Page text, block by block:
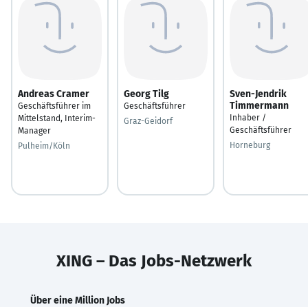
Andreas Cramer
Geschäftsführer im
Mittelstand, Interim-
Manager
Pulheim/Köln
Georg Tilg
Geschäftsführer
Graz-Geidorf
Sven-Jendrik
Timmermann
Inhaber /
Geschäftsführer
Horneburg
XING – Das Jobs-Netzwerk
Über eine Million Jobs